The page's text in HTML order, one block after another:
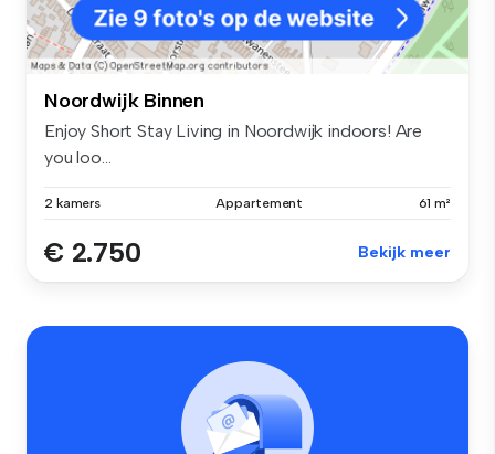
Noordwijk Binnen
Enjoy Short Stay Living in Noordwijk indoors! Are
you loo...
2 kamers Appartement 61 m²
€ 2.750 Bekijk meer